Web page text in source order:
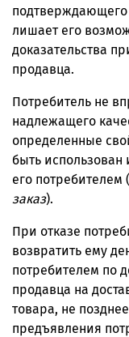
подтверждающего
лишает его
доказательства
продавца.
Потребитель не
надлежащего
определенные
быть
его потребителем (
заказ).
При отказе
возвратить ему
потребителем по
продавца на
товара, не
предъявления